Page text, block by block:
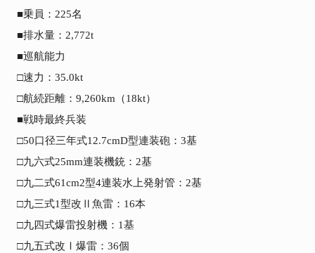
■乗員：225名
■排水量：2,772t
■巡航能力
□速力：35.0kt
□航続距離：9,260km（18kt）
■戦時最終兵装
□50口径三年式12.7cmD型連装砲：3基
□九六式25mm連装機銃：2基
□九二式61cm2型4連装水上発射管：2基
□九三式1型改Ⅱ魚雷：16本
□九四式爆雷投射機：1基
□九五式改Ⅰ爆雷：36個